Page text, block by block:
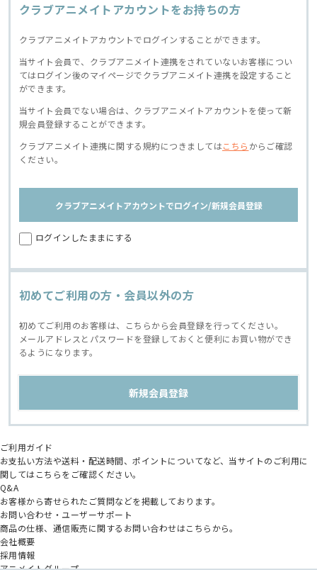
クラブアニメイトアカウントをお持ちの方
クラブアニメイトアカウントでログインすることができます。
当サイト会員で、クラブアニメイト連携をされていないお客様につい
てはログイン後のマイページでクラブアニメイト連携を設定すること
ができます。
当サイト会員でない場合は、クラブアニメイトアカウントを使って新
規会員登録することができます。
クラブアニメイト連携に関する規約につきましてはこちら からご確認
ください。
クラブアニメイトアカウントでログイン/新規会員登録
ログインしたままにする
初めてご利用の方・会員以外の方
初めてご利用のお客様は、こちらから会員登録を行ってください。
メールアドレスとパスワードを登録しておくと便利にお買い物ができ
るようになります。
ご利用ガイド
お支払い方法や送料・配送時間、ポイントについてなど、当サイトのご利用に
関してはこちらをご確認ください。
Q&A
お客様から寄せられたご質問などを掲載しております。
お問い合わせ・ユーザーサポート
商品の仕様、通信販売に関するお問い合わせはこちらから。
会社概要
採用情報